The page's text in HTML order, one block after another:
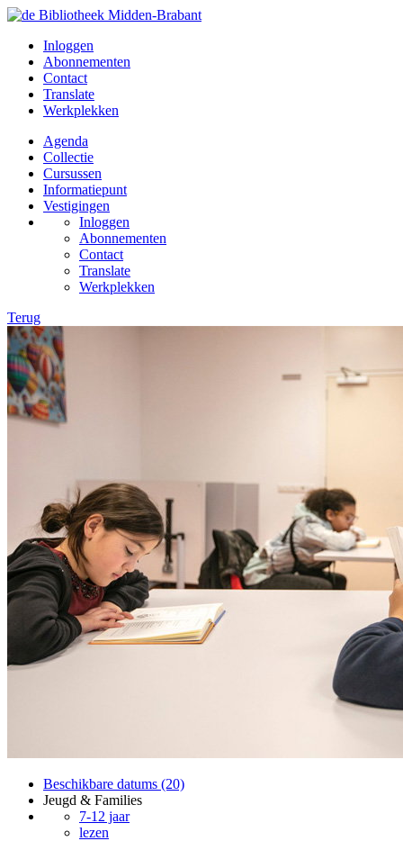
Inloggen
Abonnementen
Contact
Translate
Werkplekken
Agenda
Collectie
Cursussen
Informatiepunt
Vestigingen
Inloggen
Abonnementen
Contact
Translate
Werkplekken
Terug
Beschikbare datums (20)
Jeugd & Families
7-12 jaar
lezen